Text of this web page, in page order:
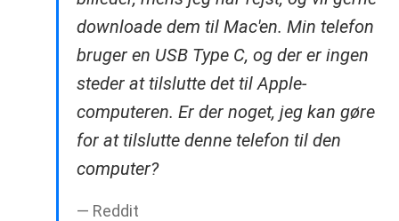
downloade dem til Mac'en. Min telefon
bruger en USB Type C, og der er ingen
steder at tilslutte det til Apple-
computeren. Er der noget, jeg kan gøre
for at tilslutte denne telefon til den
computer?
— Reddit